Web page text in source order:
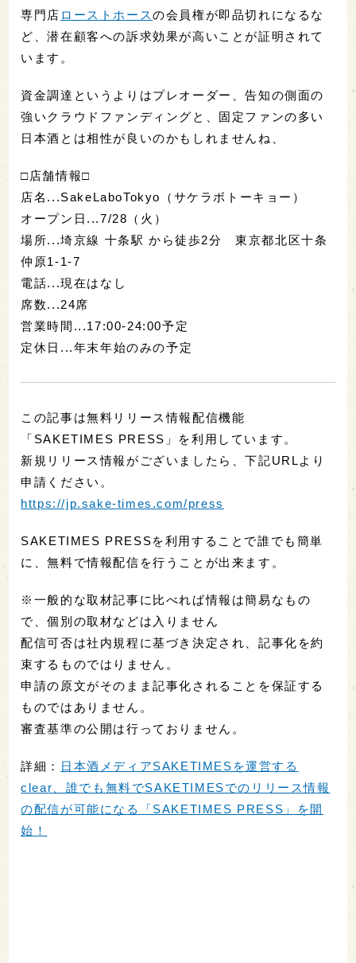
専門店 ローストホースの会員権が即品切れになるな
ど、潜在顧客への訴求効果が高いことが証明されて
います。
資金調達というよりはプレオーダー、告知の側面の
強いクラウドファンディングと、固定ファンの多い
日本酒とは相性が良いのかもしれませんね、
□店舗情報□
店名...SakeLaboTokyo（サケラボトーキョー）
オープン日...7/28（火）
場所...埼京線 十条駅 から徒歩2分 東京都北区十条
仲原1-1-7
電話...現在はなし
席数...24席
営業時間...17:00-24:00予定
定休日...年末年始のみの予定
この記事は無料リリース情報配信機能
「SAKETIMES PRESS」を利用しています。
新規リリース情報がございましたら、下記URLより
申請ください。
https://jp.sake-times.com/press
SAKETIMES PRESSを利用することで誰でも簡単
に、無料で情報配信を行うことが出来ます。
※一般的な取材記事に比べれば情報は簡易なもの
で、個別の取材などは入りません
配信可否は社内規程に基づき決定され、記事化を約
束するものではりません。
申請の原文がそのまま記事化されることを保証する
ものではありません。
審査基準の公開は行っておりません。
詳細： 日本酒メディアSAKETIMESを運営する
clear、誰でも無料でSAKETIMESでのリリース情報
の配信が可能になる「SAKETIMES PRESS」を開
始！